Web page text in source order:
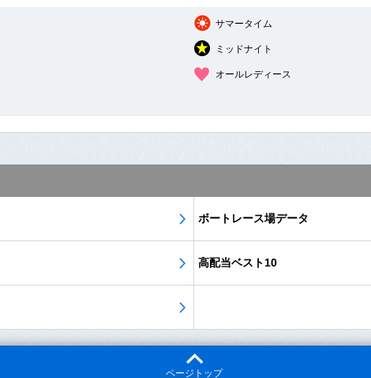
サマータイム
ミッドナイト
オールレディース
ボートレース場データ
高配当ベスト10
ページトップ